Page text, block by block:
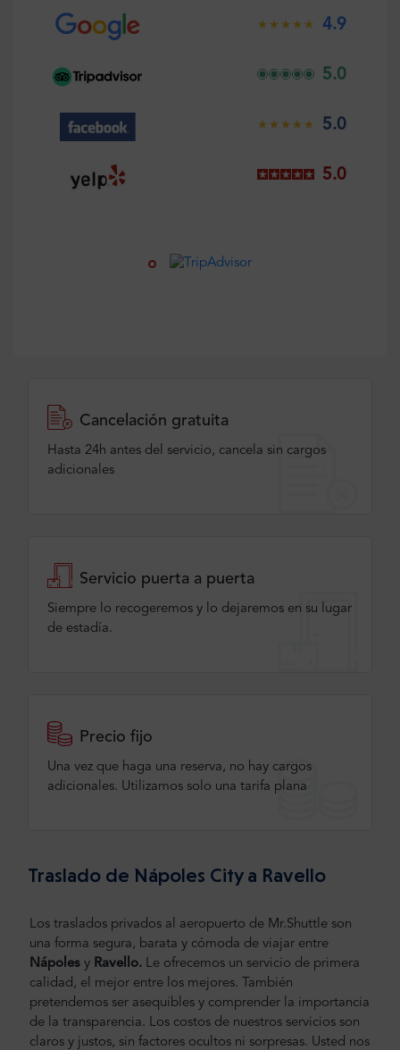
4.9
5.0
5.0
5.0
Cancelación gratuita
Hasta 24h antes del servicio, cancela sin cargos
adicionales
Servicio puerta a puerta
Siempre lo recogeremos y lo dejaremos en su lugar
de estadía.
Precio fijo
Una vez que haga una reserva, no hay cargos
adicionales. Utilizamos solo una tarifa plana
Traslado de Nápoles City a Ravello
Los traslados privados al aeropuerto de Mr.Shuttle son
una forma segura, barata y cómoda de viajar entre
Nápoles y Ravello. Le ofrecemos un servicio de primera
calidad, el mejor entre los mejores. También
pretendemos ser asequibles y comprender la importancia
de la transparencia. Los costos de nuestros servicios son
claros y justos, sin factores ocultos ni sorpresas. Usted nos